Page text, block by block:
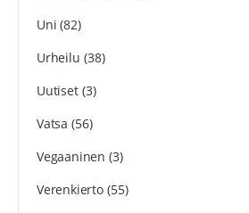
Uni (82)
Urheilu (38)
Uutiset(3)
Vatsa (56)
Vegaaninen (3)
Verenkierto(55)